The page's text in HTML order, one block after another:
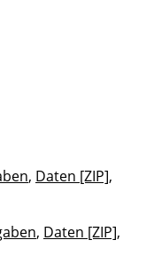
, Daten [ZIP],
, Daten [ZIP],